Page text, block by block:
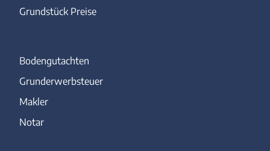
Grundstück Preise
Bodengutachten
Grunderwerbsteuer
Makler
Notar